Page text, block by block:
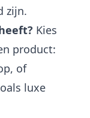
zijn.
Kies
product:
of
luxe